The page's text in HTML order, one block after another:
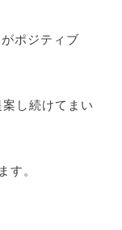
ポジティブ
し続けてまい
す。